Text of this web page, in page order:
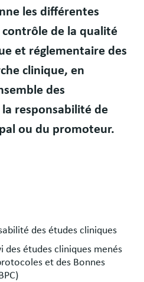
les différentes
de la qualité
et réglementaire des
clinique, en
des
responsabilité de
ou du promoteur.
des études cliniques
des études cliniques menés
et des Bonnes